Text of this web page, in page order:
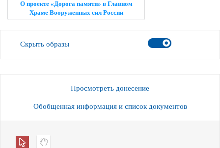
О проекте «Дорога памяти» в Главном
Храме Вооруженных сил России
Скрыть образы
Просмотреть донесение
Обобщенная информация и список документов